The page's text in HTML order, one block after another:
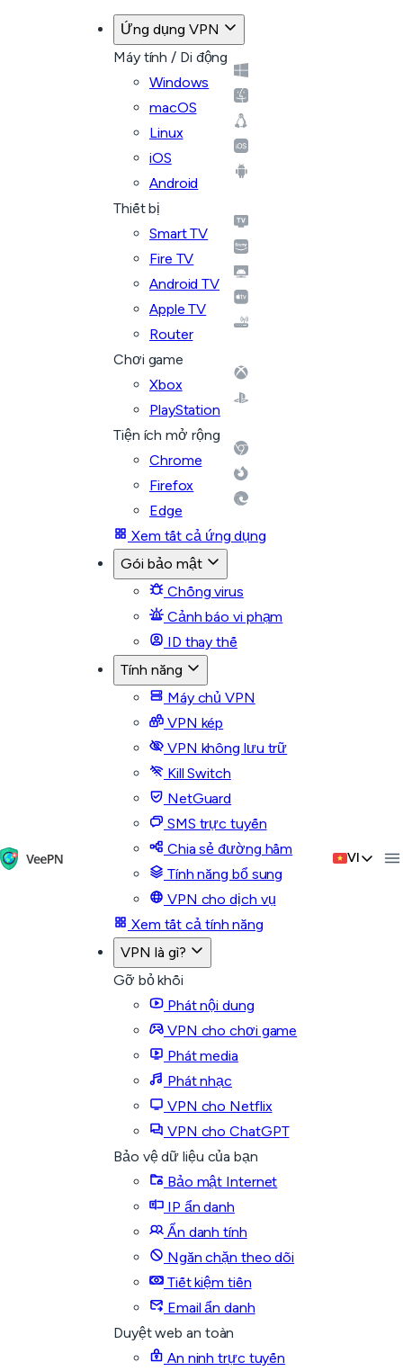
Ứng dụng VPN
Máy tính / Di động
Windows
macOS
Linux
iOS
Android
Thiết bị
Smart TV
Fire TV
Android TV
Apple TV
Router
Chơi game
Xbox
PlayStation
Tiện ích mở rộng
Chrome
Firefox
Edge
Xem tất cả ứng dụng
Gói bảo mật
Chống virus
Cảnh báo vi phạm
ID thay thế
Tính năng
Máy chủ VPN
VPN kép
VPN không lưu trữ
Kill Switch
NetGuard
SMS trực tuyến
Chia sẻ đường hầm
Tính năng bổ sung
VPN cho dịch vụ
Xem tất cả tính năng
VPN là gì?
Gỡ bỏ khối
Phát nội dung
VPN cho chơi game
Phát media
Phát nhạc
VPN cho Netflix
VPN cho ChatGPT
Bảo vệ dữ liệu của bạn
Bảo mật Internet
IP ẩn danh
Ẩn danh tính
Ngăn chặn theo dõi
Tiết kiệm tiền
Email ẩn danh
Duyệt web an toàn
An ninh trực tuyến
VI